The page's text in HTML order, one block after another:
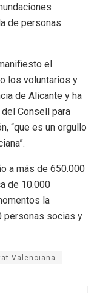
de personas
el
los voluntarios y
de Alicante y ha
Consell para
“que es un orgullo
a más de 650.000
de 10.000
la
personas socias y
Valenciana